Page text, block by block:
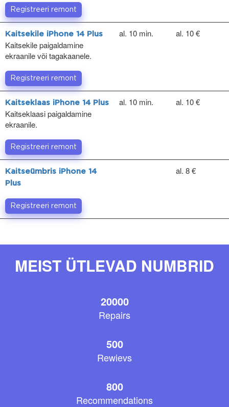
Registreeri remont
Kaitsekile iPhone 14 Plus
Kaitsekile paigaldamine
ekraanile või tagakaanele.
al. 10 min. al. 10 €
Registreeri remont
Kaitseklaas iPhone 14 Plus
Kaitseklaasi paigaldamine
ekraanile.
al. 10 min. al. 10 €
Registreeri remont
Kaitseümbris iPhone 14
Plus
al. 8 €
Registreeri remont
MEIST ÜTLEVAD NUMBRID
20000
Repairs
500
Rewievs
800
Recommendations